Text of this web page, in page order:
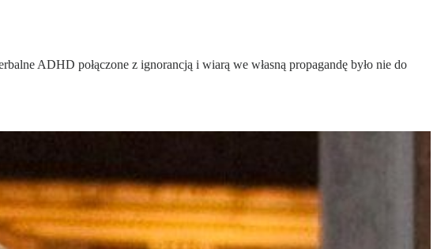
ADHD połączone z ignorancją i wiarą we własną propagandę było nie do